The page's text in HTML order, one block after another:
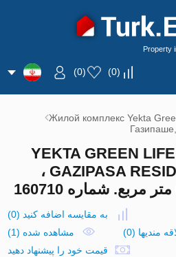
Property
(
0
)
(
0
)
Жилой комплекс Yekta
آپارتمان در در YEKTA GREEN LIFE
GAZIPASA RESIDENCE GAZIPASA ،
به مقایسه اضافه کنید (
0
)
مندیها (
0
)
مشاهده شده (1)
قیمت خود را پیشنهاد دهید